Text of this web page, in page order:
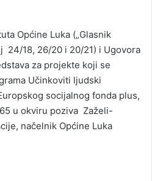
Općine Luka („Glasnik
24/18, 26/20 i 20/21) i Ugovora
za projekte koji se
Učinkoviti ljudski
socijalnog fonda plus,
u okviru poziva Zaželi-
načelnik Općine Luka